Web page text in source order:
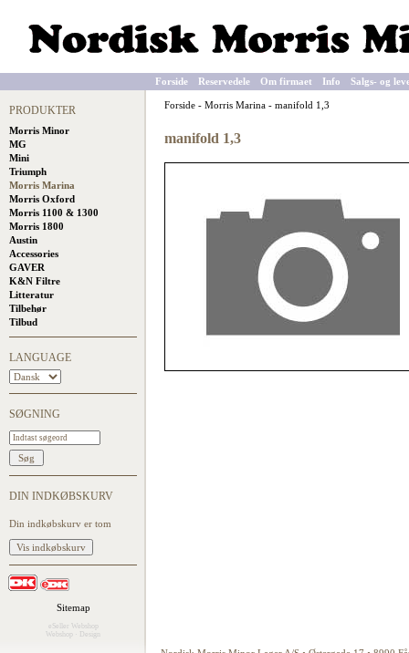
Forside Reservedele Om firmaet Info Salgs- og
PRODUKTER
Morris Minor
MG
Mini
Triumph
Morris Marina
Morris Oxford
Morris 1100 & 1300
Morris 1800
Austin
Accessories
GAVER
K&N Filtre
Litteratur
Tilbehør
Tilbud
LANGUAGE
SØGNING
DIN INDKØBSKURV
Din indkøbskurv er tom
Sitemap
eSeller Webshop
Webshop
Design
Forside - Morris Marina - manifold 1,3
manifold 1,3